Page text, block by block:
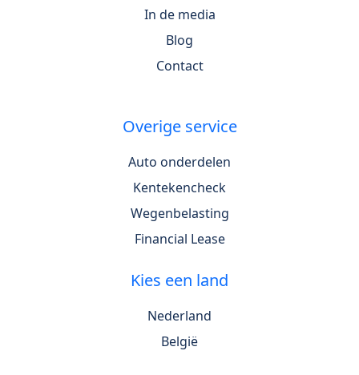
In de media
Blog
Contact
Overige service
Auto onderdelen
Kentekencheck
Wegenbelasting
Financial Lease
Kies een land
Nederland
België